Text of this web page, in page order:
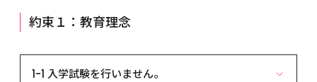
約束１：教育理念
1-1 入学試験を行いません。